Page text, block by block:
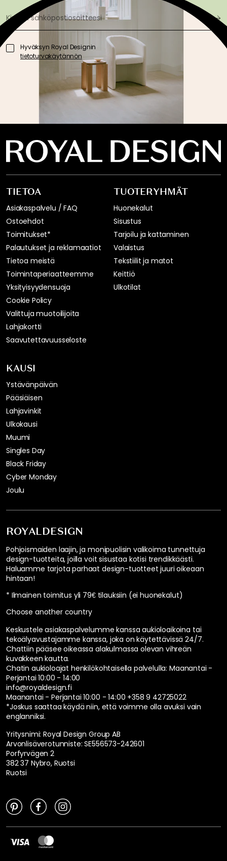
Hyväksyn Royal Designin
tietoturvakäytännön
ROYALDESIGN
Pohjoismaiden laajin, ja monipuolisin valikoima tunnettuja
design-tuotteita, joilla voit sisustaa kotisi trendikkäästi.
Haluamme tarjota parhaat design-tuotteet juuri oikeaan
hintaan!
* Ilmainen toimitus yli 79€ tilauksiin (ei huonekalut)
Choose another country
Keskustele asiakaspalvelumme kanssa aukioloaikoina tai
tekoälyavustajamme kanssa, joka on käytettävissä 24/7.
Chattiin pääsee oikeassa alakulmassa olevan vihreän
kuvakkeen kautta.
Chatin aukioloajat henkilökohtaisella palvelulla: Maanantai -
Perjantai 10:00 - 14:00
info@royaldesign.fi
Maanantai - Perjantai 10:00 - 14:00 +358 9 42725022
*Joskus saattaa käydä niin, että voimme olla avuksi vain
englanniksi.
Yritysnimi: Royal Design Group AB
Arvonlisäverotunniste: SE556573-242601
Porfyrvägen 2
382 37 Nybro, Ruotsi
Ruotsi
TIETOA
Asiakaspalvelu / FAQ
Ostoehdot
Toimitukset*
Palautukset ja reklamaatiot
Tietoa meistä
Toimintaperiaatteemme
Yksityisyydensuoja
Cookie Policy
Valittuja muotoilijoita
Lahjakortti
Saavutettavuusseloste
TUOTERYHMÄT
Huonekalut
Sisustus
Tarjoilu ja kattaminen
Valaistus
Tekstiilit ja matot
Keittiö
Ulkotilat
KAUSI
Ystävänpäivän
Pääsiäisen
Lahjavinkit
Ulkokausi
Muumi
Singles Day
Black Friday
Cyber Monday
Joulu